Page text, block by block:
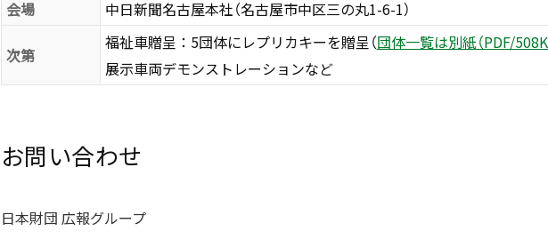
会場
中日新聞名古屋本社（名古屋市中区三の丸1-6-1）
次第
福祉車贈呈：5団体にレプリカキーを贈呈（団体一覧は別紙（PDF/
展示車両デモンストレーションなど
お問い合わせ
日本財団 広報グループ